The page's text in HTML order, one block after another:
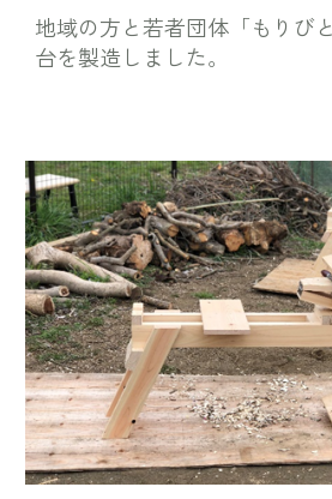
地域の方と若者団体「もりび
台を製造しました。